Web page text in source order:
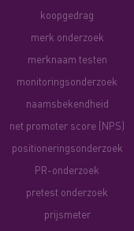
koopgedrag
merk onderzoek
merknaam testen
monitoringsonderzoek
naamsbekendheid
net promoter score (NPS)
positioneringsonderzoek
PR-onderzoek
pretest onderzoek
prijsmeter